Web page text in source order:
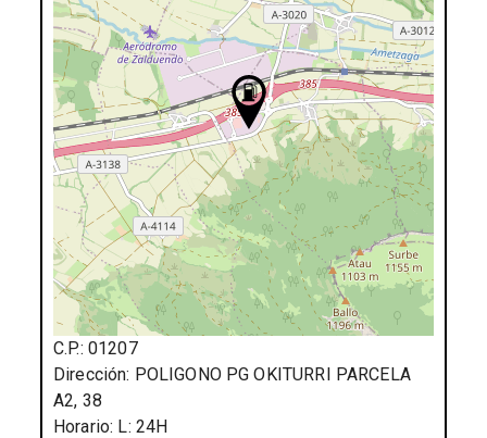
C.P.: 01207
Dirección: POLIGONO PG OKITURRI PARCELA
A2, 38
Horario: L: 24H